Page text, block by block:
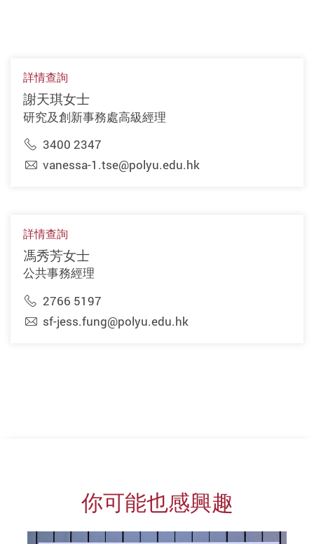
詳情查詢
謝天琪女士
研究及創新事務處高級經理
3400 2347
vanessa-1.tse@polyu.edu.hk
詳情查詢
馮秀芳女士
公共事務經理
2766 5197
sf-jess.fung@polyu.edu.hk
你可能也感興趣